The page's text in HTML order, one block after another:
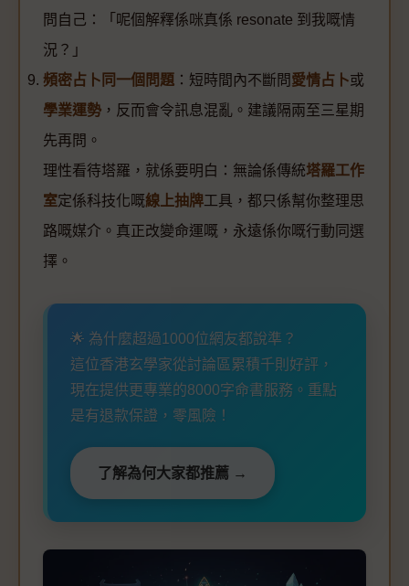
問自己：「呢個解釋係咪真係 resonate 到我嘅情
況？」
頻密占卜同一個問題 ：短時間內不斷問愛情占卜或
學業運勢 ，反而會令訊息混亂。建議隔兩至三星期
先再問。
理性看待塔羅，就係要明白：無論係傳統塔羅工作
室定係科技化嘅線上抽牌工具，都只係幫你整理思
路嘅媒介。真正改變命運嘅，永遠係你嘅行動同選
擇。
🌟 為什麼超過1000位網友都說準？
這位香港玄學家從討論區累積千則好評，
現在提供更專業的8000字命書服務。重點
是有退款保證，零風險！
了解為何大家都推薦 →